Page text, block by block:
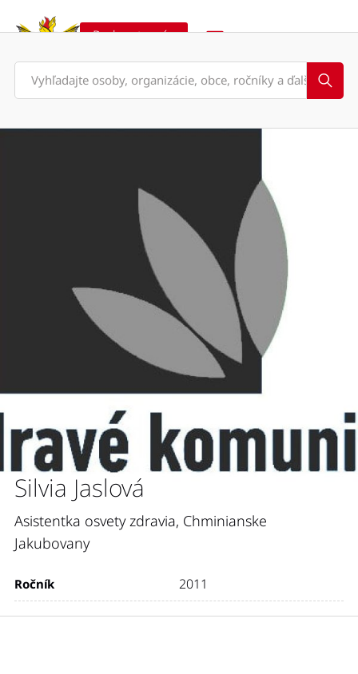
Podporte nás
Silvia Jaslová
Asistentka osvety zdravia, Chminianske
Jakubovany
Ročník 2011